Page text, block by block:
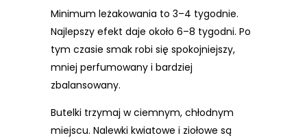
Minimum leżakowania to 3–4 tygodnie.
Najlepszy efekt daje około 6–8 tygodni. Po
tym czasie smak robi się spokojniejszy,
mniej perfumowany i bardziej
zbalansowany.
Butelki trzymaj w ciemnym, chłodnym
miejscu. Nalewki kwiatowe i ziołowe są